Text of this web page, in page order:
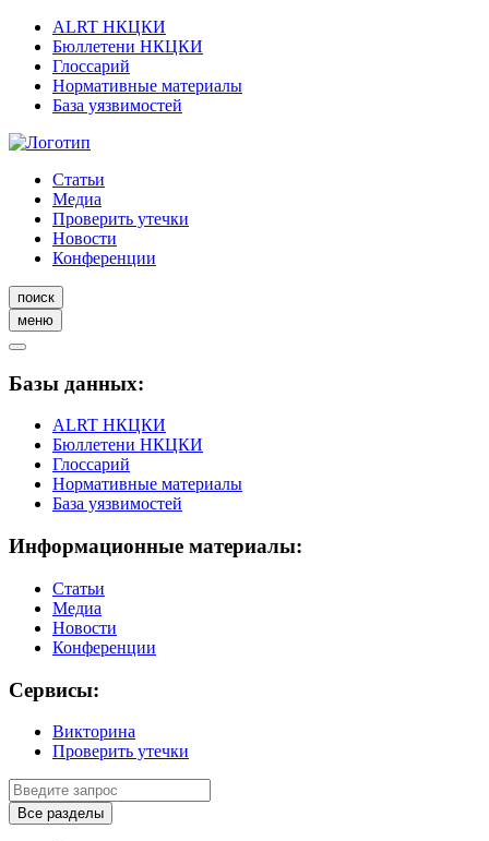
ALRT НКЦКИ
Бюллетени НКЦКИ
Глоссарий
Нормативные материалы
База уязвимостей
Статьи
Медиа
Проверить утечки
Новости
Конференции
поиск
меню
Базы данных:
ALRT НКЦКИ
Бюллетени НКЦКИ
Глоссарий
Нормативные материалы
База уязвимостей
Информационные материалы:
Статьи
Медиа
Новости
Конференции
Сервисы:
Викторина
Проверить утечки
Все разделы